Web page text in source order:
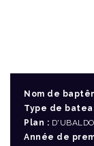
Nom de
Type de
Plan :
Année de